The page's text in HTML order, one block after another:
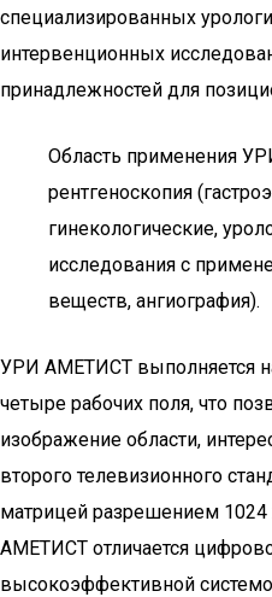
специализированных
интервенционных
принадлежностей для
Область применения
рентгеноскопия
гинекологические,
исследования с
веществ, ангиография).
УРИ АМЕТИСТ выполняется
четыре рабочих поля, что
изображение области,
второго телевизионного
матрицей разрешением 1024
АМЕТИСТ отличается
высокоэффективной